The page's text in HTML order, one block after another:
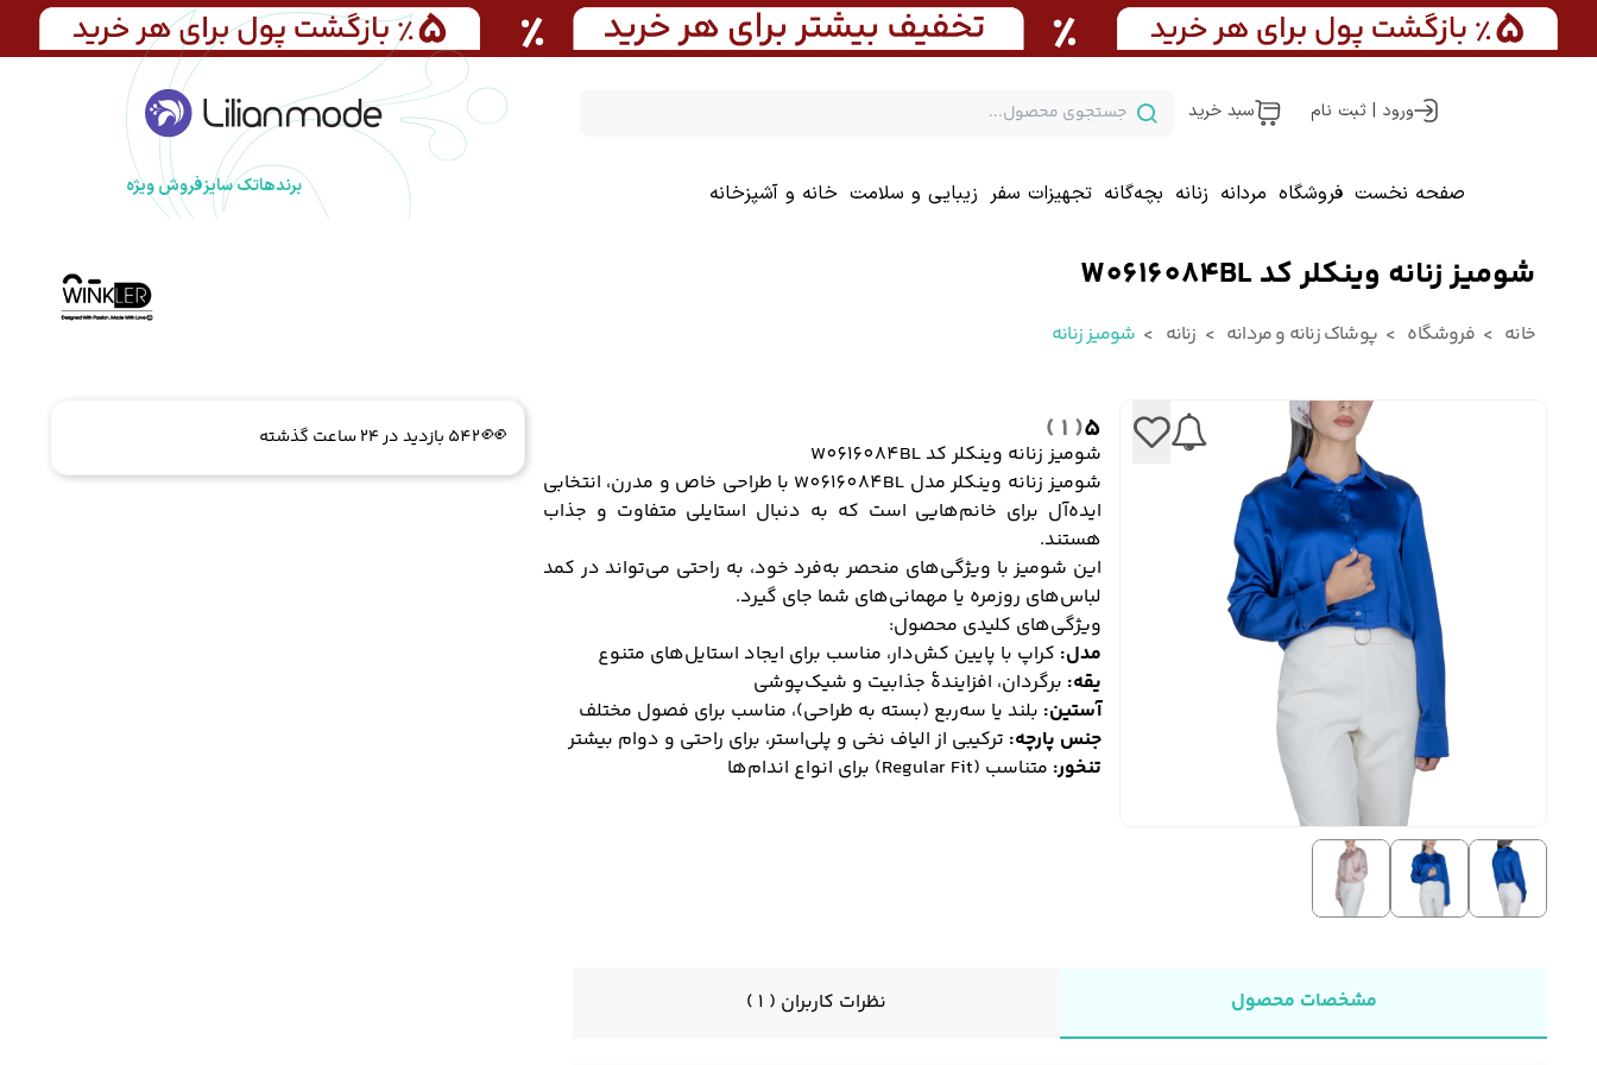
سبد خرید ورود | ثبت نام
صفحه نخست فروشگاه مردانه زنانه بچه‌گانه تجهیزات سفر زیبایی و سلامت خانه و آشپزخانه برندهاتک سایزفروش ویژه
شومیز زنانه وینکلر کد W0616084BL
خانه فروشگاه پوشاک زنانه و مردانه زنانه شومیز زنانه
5
( 1 )
شومیز زنانه وینکلر کد W0616084BL
شومیز زنانه وینکلر مدل W0616084BL با طراحی خاص و مدرن، انتخابی
ایده‌آل برای خانم‌هایی است که به دنبال استایلی متفاوت و جذاب
هستند.
این شومیز با ویژگی‌های منحصر به‌فرد خود، به راحتی می‌تواند در کمد
لباس‌های روزمره یا مهمانی‌های شما جای گیرد.
ویژگی‌های کلیدی محصول:
مدل: کراپ با پایین کش‌دار، مناسب برای ایجاد استایل‌های متنوع
یقه: برگردان، افزایندهٔ جذابیت و شیک‌پوشی
آستین: بلند یا سه‌ربع (بسته به طراحی)، مناسب برای فصول مختلف
جنس پارچه: ترکیبی از الیاف نخی و پلی‌استر، برای راحتی و دوام بیشتر
تنخور: متناسب (Regular Fit) برای انواع اندام‌ها
👀542 بازدید در ۲۴ ساعت گذشته
مشخصات محصول نظرات کاربران ( 1 )